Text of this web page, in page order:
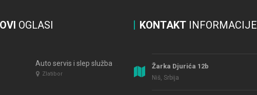
OGLASI
Zlatibor
KONTAKT INFORMACIJE
Žarka Djurića 12b
Niš, Srbija